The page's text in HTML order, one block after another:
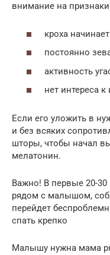
внимание на
кроха
постоянно
активность
нет интереса
Если его уложить в
и без всяких
шторы, чтобы начал
мелатонин.
Важно! В первые 20-
рядом с малышом,
перейдет
спать крепко
Малышу нужна мама